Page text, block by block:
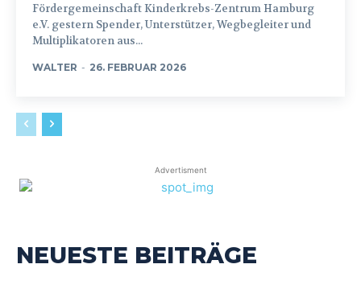
Fördergemeinschaft Kinderkrebs-Zentrum Hamburg
e.V. gestern Spender, Unterstützer, Wegbegleiter und
Multiplikatoren aus...
WALTER - 26. FEBRUAR 2026
Advertisment
NEUESTE BEITRÄGE